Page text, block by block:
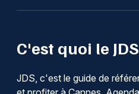
C'est quoi le
JDS, c'est le guide de